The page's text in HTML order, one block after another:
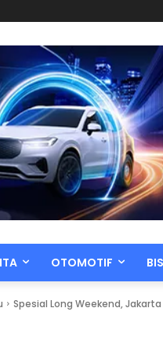
OTOMOTIF
Spesial Long Weekend,